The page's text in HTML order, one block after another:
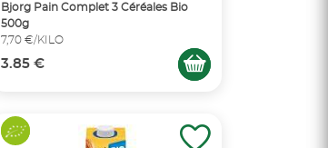
Bjorg Pain Complet 3 Céréales Bio
500g
7,70 €/KILO
3.85 €